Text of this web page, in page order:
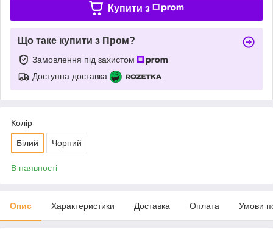
Купити з
Що таке купити з Пром?
Замовлення під захистом
Доступна доставка
Колір
Білий Чорний
В наявності
Опис Характеристики Доставка Оплата Умови